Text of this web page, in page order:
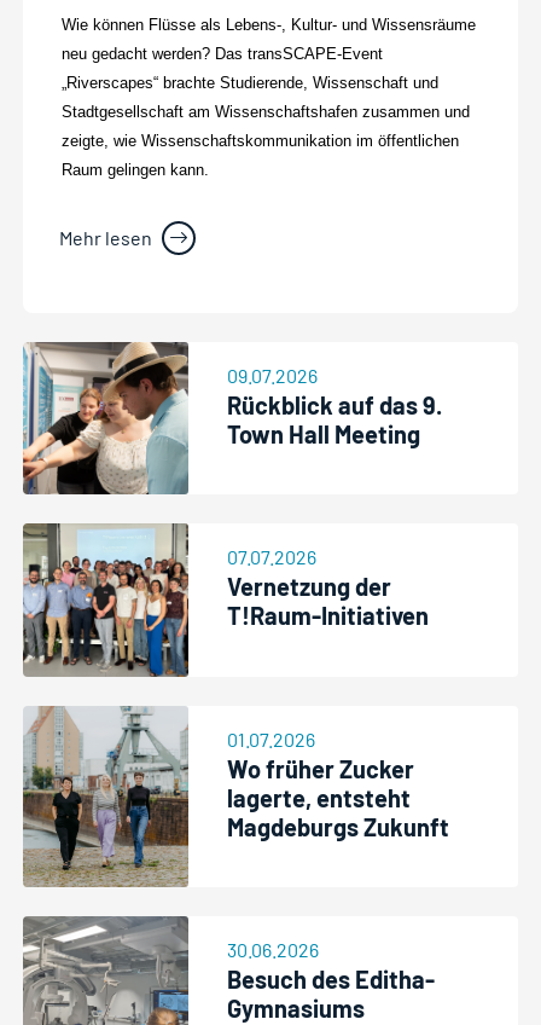
Wie können Flüsse als Lebens-, Kultur- und Wissensräume
neu gedacht werden? Das transSCAPE-Event
„Riverscapes“ brachte Studierende, Wissenschaft und
Stadtgesellschaft am Wissenschaftshafen zusammen und
zeigte, wie Wissenschaftskommunikation im öffentlichen
Raum gelingen kann.
Mehr lesen
09.07.2026
Rückblick auf das 9.
Town Hall Meeting
07.07.2026
Vernetzung der
T!Raum-Initiativen
01.07.2026
Wo früher Zucker
lagerte, entsteht
Magdeburgs Zukunft
30.06.2026
Besuch des Editha-
Gymnasiums